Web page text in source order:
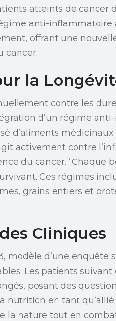
atteints de cancer
anti-
offrant une
cancer.
la
contre les
d’un régime
d’aliments
activement contre
du cancer. “Chaque
Ces régimes
grains entiers et
Cliniques
modèle d’une
Les patients
posant des
nutrition en tant
la nature tout en